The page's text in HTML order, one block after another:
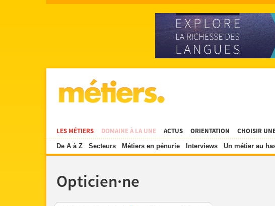
LES MÉTIERS
De A à Z Secteurs Métiers en pénurie Interviews Un métier au
DOMAINE À LA UNE ACTUS ORIENTATION CHOISIR
Opticien·ne